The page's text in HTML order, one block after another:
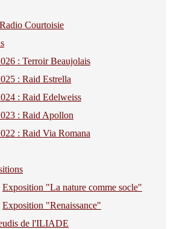
Courtoisie
: Terroir Beaujolais
: Raid Estrella
: Raid Edelweiss
: Raid Apollon
: Raid Via Romana
Exposition "La nature comme socle"
Exposition "Renaissance"
de l'ILIADE